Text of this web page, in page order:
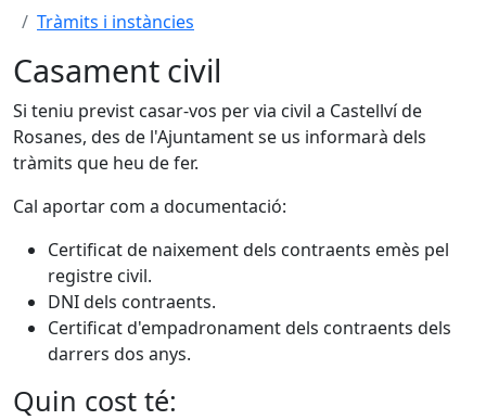
Tràmits i instàncies
Casament civil
Si teniu previst casar-vos per via civil a Castellví de
Rosanes, des de l'Ajuntament se us informarà dels
tràmits que heu de fer.
Cal aportar com a documentació:
Certificat de naixement dels contraents emès pel
registre civil.
DNI dels contraents.
Certificat d'empadronament dels contraents dels
darrers dos anys.
Quin cost té: